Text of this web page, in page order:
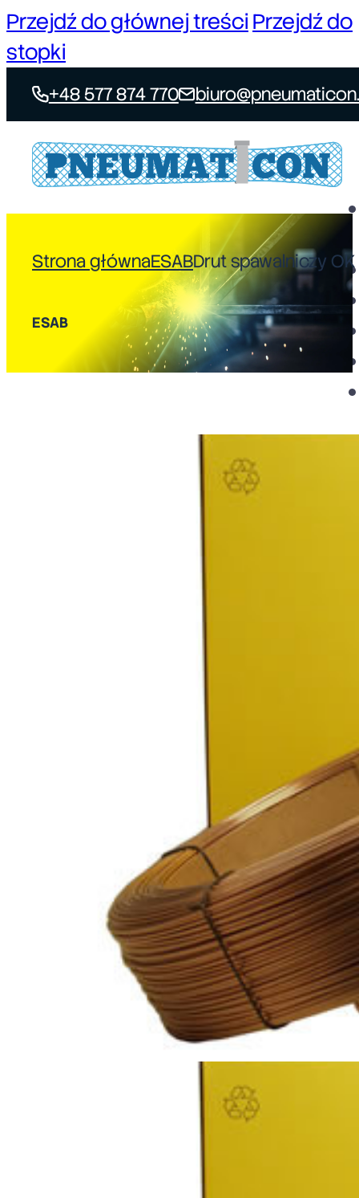
Przejdź do głównej treści Przejdź do
stopki
+48 577 874 770
Strona głównaESABDrut spawalniczy
ESAB